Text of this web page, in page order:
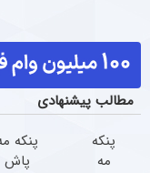
مطالب پیشنهادی
پنکه
مه
پنکه
پاش